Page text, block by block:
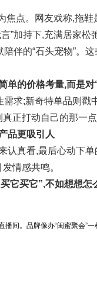
点。网友戏称,拖鞋
”加持下,充满居家松
伴的“石头宠物”。
单的价格考量,而是
求;新奇特单品则戳
正打动自己的那一点
品更吸引人
真看,最后心动下
情感共鸣。
它买它”,不如想想
间。品牌像办“闺蜜聚会”